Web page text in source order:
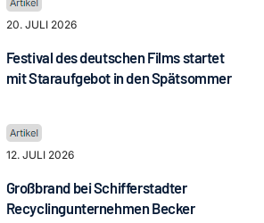
20. JULI 2026
Festival des deutschen Films startet
mit Staraufgebot in den Spätsommer
12. JULI 2026
Großbrand bei Schifferstadter
Recyclingunternehmen Becker